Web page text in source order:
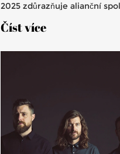
2025 zdůrazňuje alianční
mimo EU.
Číst více